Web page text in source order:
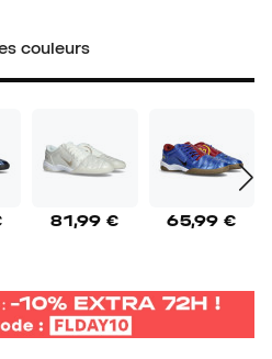
couleurs
81,99 € 65,99 €